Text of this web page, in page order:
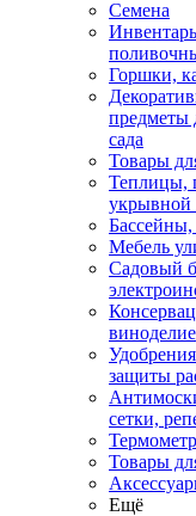
Семена
Инвентарь
Горшки,
предметы
сада
Товары
Теплицы,
укрывной
Мебель
Садовый
виноделие
защиты
сетки,
Товары
Ещё